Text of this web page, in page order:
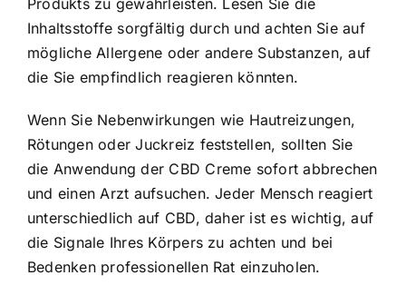
Inhaltsstoffe sorgfältig durch und achten Sie auf
mögliche Allergene oder andere Substanzen, auf
die Sie empfindlich reagieren könnten.
Wenn Sie Nebenwirkungen wie Hautreizungen,
Rötungen oder Juckreiz feststellen, sollten Sie
die Anwendung der CBD Creme sofort abbrechen
und einen Arzt aufsuchen. Jeder Mensch reagiert
unterschiedlich auf CBD, daher ist es wichtig, auf
die Signale Ihres Körpers zu achten und bei
Bedenken professionellen Rat einzuholen.